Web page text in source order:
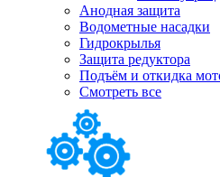
Анодная защита
Водометные насадки
Гидрокрылья
Защита редуктора
Подъём и откидка
Смотреть все